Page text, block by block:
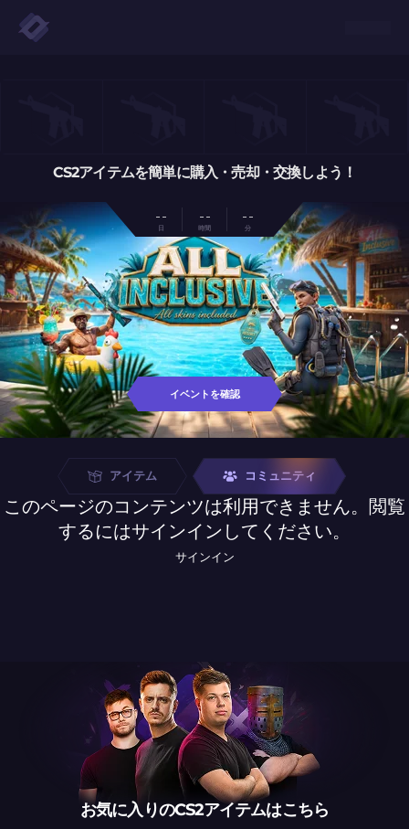
CS2アイテムを簡単に購入・売却・交換しよう！
- -
日
- -
時間
- -
分
イベントを確認
アイテム コミュニティ
このページのコンテンツは利用できません。閲覧
するにはサインインしてください。
サインイン
お気に入りのCS2アイテムはこちら